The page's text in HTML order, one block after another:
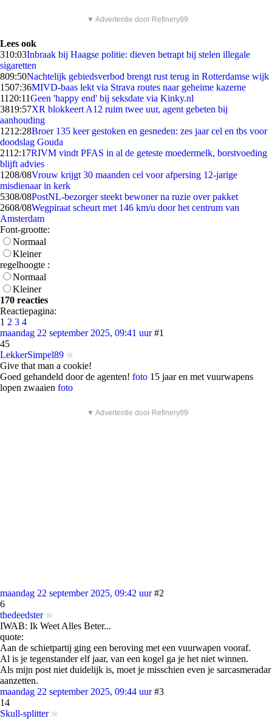
▼ Advertentie door Refinery89
Lees ook
310:03Inbraak bij Haagse politie: dieven betrapt bij stelen illegale
sigaretten
809:50Nachtelijk gebiedsverbod brengt rust terug in Rotterdamse wijk
1507:36MIVD-baas lekt via Strava routes naar geheime kazerne
11 20:11Geen 'happy end' bij seksdate via Kinky.nl
3819:57XR blokkeert A12 ruim twee uur, agent gebeten bij
aanhouding
1212:28Broer 135 keer gestoken en gesneden: zes jaar cel en tbs voor
doodslag Gouda
2112:17RIVM vindt PFAS in al de geteste moedermelk, borstvoeding
blijft advies
1208/08Vrouw krijgt 30 maanden cel voor afpersing 12-jarige
misdienaar in kerk
5308/08PostNL-bezorger steekt bewoner na ruzie over pakket
2608/08Wegpiraat scheurt met 146 km/u door het centrum van
Amsterdam
Font-grootte:
Normaal
Kleiner
regelhoogte :
Normaal
Kleiner
170 reacties
Reactiepagina:
1 2 3 4
maandag 22 september 2025, 09:41 uur #1
45
LekkerSimpel89
Give that man a cookie!
Goed gehandeld door de agenten! foto 15 jaar en met vuurwapens
lopen zwaaien foto
▼ Advertentie door Refinery89
maandag 22 september 2025, 09:42 uur #2
6
thedeedster
IWAB: Ik Weet Alles Beter...
quote:
Aan de schietpartij ging een beroving met een vuurwapen vooraf.
Al is je tegenstander elf jaar, van een kogel ga je het niet winnen.
Als mijn post niet duidelijk is, moet je misschien even je sarcasmeradar
aanzetten.
maandag 22 september 2025, 09:44 uur #3
14
Skull-splitter